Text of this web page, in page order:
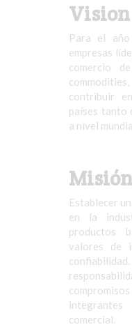
Vision
Para el
empresas
comercio
contribuir
países tanto
a nivel
Misión
Establecer
en la
productos
valores de
comercial.